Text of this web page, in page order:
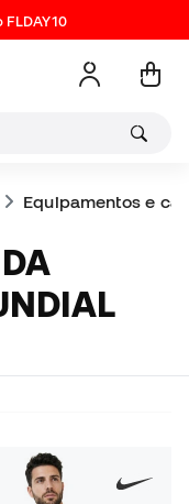
Equipamentos e